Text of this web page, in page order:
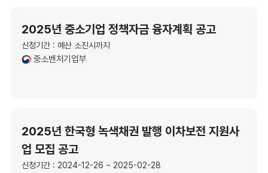
2025년 중소기업 정책자금 융자계획 공고
신청기간 : 예산 소진시까지
중소벤처기업부
2025년 한국형 녹색채권 발행 이차보전 지원사
업 모집 공고
신청기간 : 2024-12-26 ~ 2025-02-28